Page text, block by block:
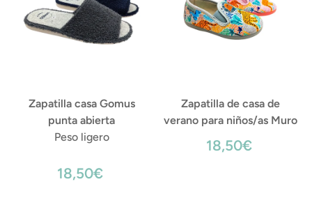
Zapatilla casa Gomus
punta abierta
Peso ligero
18,50€
Zapatilla de casa de
verano para niños/as Muro
18,50€